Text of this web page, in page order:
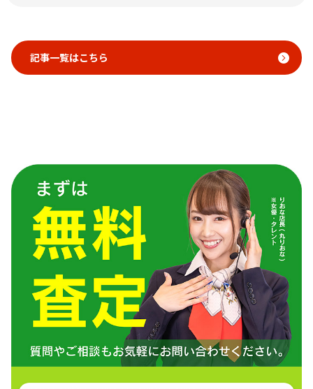
記事一覧はこちら